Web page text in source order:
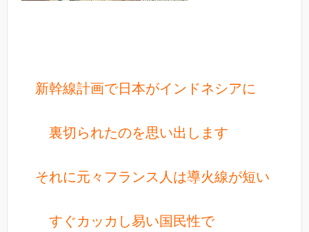
新幹線計画で日本がインドネシアに
裏切られたのを思い出します
それに元々フランス人は導火線が短い
すぐカッカし易い国民性で